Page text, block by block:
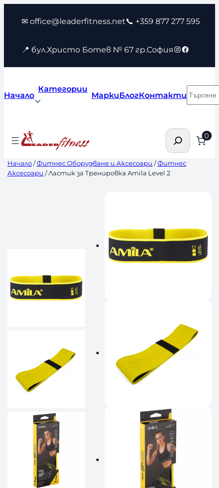
съдържанието
✉ office@leaderfitness.net📞 +359 877 277 595
📍 бул.Христо Ботев № 67 гр.София Instagram
Facebook
Начало
Категории
МаркиБлогКонтакти
Търсене 0
Начало/Фитнес Оборудване и Аксесоари /Фитнес
Аксесоари / Ластик за Тренировка Amila Level 2